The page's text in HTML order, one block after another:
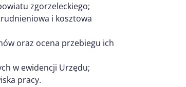
zgorzeleckiego;
i kosztowa
oraz ocena przebiegu ich
w ewidencji Urzędu;
pracy.